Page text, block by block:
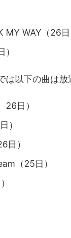
MY WAY（26日
は以下の曲は放
日）
）
日）
（25日）